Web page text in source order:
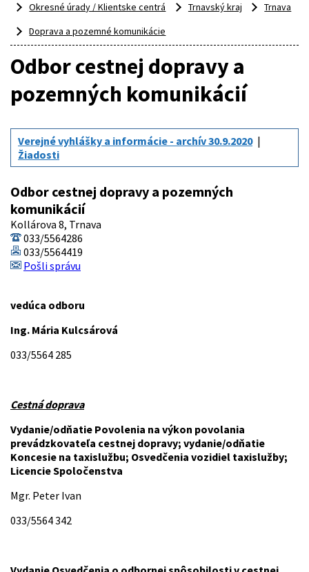
Okresné úrady / Klientske centrá
Trnavský kraj
Trnava
Doprava a pozemné komunikácie
Odbor cestnej dopravy a
pozemných komunikácií
Verejné vyhlášky a informácie - archív 30.9.2020
Žiadosti
Odbor cestnej dopravy a pozemných
komunikácií
Kollárova 8, Trnava
033/5564286
033/5564419
Pošli správu
vedúca odboru
Ing. Mária Kulcsárová
033/5564 285
Cestná doprava
Vydanie/odňatie Povolenia na výkon povolania
prevádzkovateľa cestnej dopravy; vydanie/odňatie
Koncesie na taxislužbu; Osvedčenia vozidiel taxislužby;
Licencie Spoločenstva
Mgr. Peter Ivan
033/5564 342